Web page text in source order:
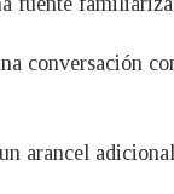
conversación
arancel